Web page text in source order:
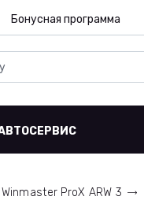
Бонусная программа
Winmaster ProX ARW 3